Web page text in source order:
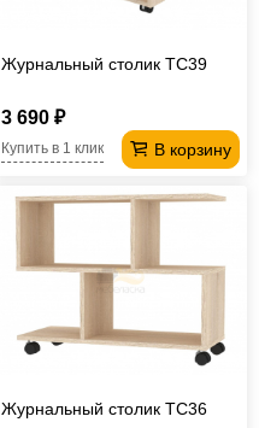
Журнальный столик TC39
3 690 ₽
В корзину
Купить в 1 клик
Журнальный столик TC36